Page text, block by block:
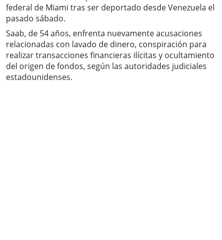
federal de Miami tras ser deportado desde Venezuela el
pasado sábado.
Saab, de 54 años, enfrenta nuevamente acusaciones
relacionadas con lavado de dinero, conspiración para
realizar transacciones financieras ilícitas y ocultamiento
del origen de fondos, según las autoridades judiciales
estadounidenses.